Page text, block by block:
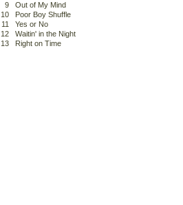
9
Out of My Mind
10
Poor Boy Shuffle
11
Yes or No
12
Waitin' in the Night
13
Right on Time